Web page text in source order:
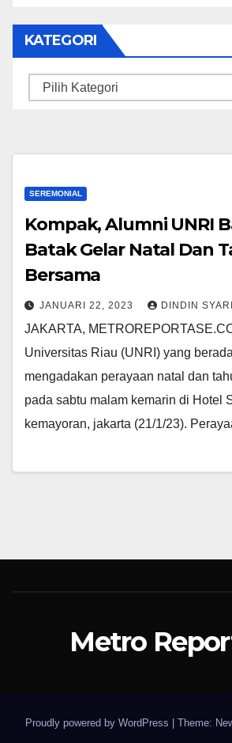
KATEGORI
Kategori
SEREMONIAL
Kompak, Alumni UNRI
Batak Gelar Natal Dan
Bersama
JANUARI 22, 2023 DINDIN
JAKARTA,
Universitas Riau (UNRI) yang
mengadakan perayaan natal dan
pada sabtu malam kemarin di Hotel
kemayoran, jakarta (21/1/23).
Metro
Proudly powered by WordPress Theme: